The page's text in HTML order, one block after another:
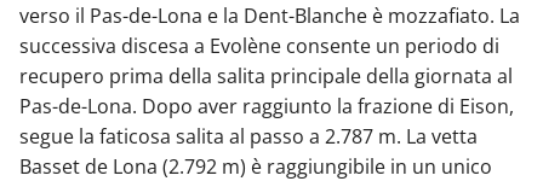
verso il Pas-de-Lona e la Dent-Blanche è mozzafiato. La
successiva discesa a Evolène consente un periodo di
recupero prima della salita principale della giornata al
Pas-de-Lona. Dopo aver raggiunto la frazione di Eison,
segue la faticosa salita al passo a 2.787 m. La vetta
Basset de Lona (2.792 m) è raggiungibile in un unico